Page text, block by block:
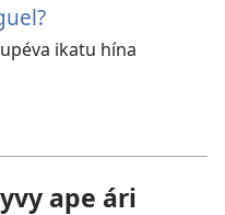
ikatu hína
ape ári